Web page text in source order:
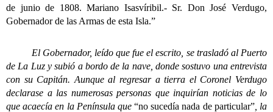
de junio de 1808. Mariano Isasvíribil.- Sr. Don José Verdugo,
Gobernador de las Armas de esta Isla.”
El Gobernador, leído que fue el escrito, se trasladó al Puerto
de La Luz y subió a bordo de la nave, donde sostuvo una entrevista
con su Capitán. Aunque al regresar a tierra el Coronel Verdugo
declarase a las numerosas personas que inquirían noticias de lo
que acaecía en la Península que“no sucedía nada de particular”, la